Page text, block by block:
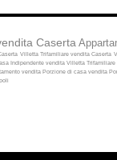
Caserta
Villetta Trifamiliare vendita Caserta
Indipendente vendita Villetta
vendita Porzione di casa vendita